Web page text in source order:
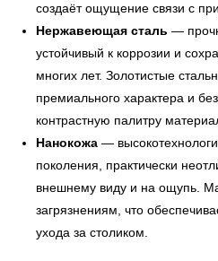
создаёт ощущение связи с
Нержавеющая сталь —
устойчивый к коррозии и
многих лет. Золотистые
премиального характера и
контрастную палитру
Нанокожа —
поколения, практически
внешнему виду и на ощупь.
загрязнениям, что
ухода за столиком.